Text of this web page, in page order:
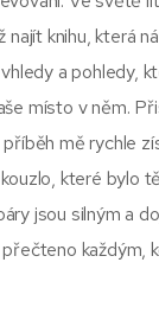
najít knihu, která
a pohledy,
místo v něm.
mě rychle
které bylo
jsou silným a
každým,